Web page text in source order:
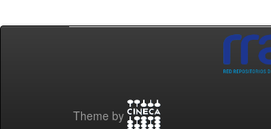
Theme by